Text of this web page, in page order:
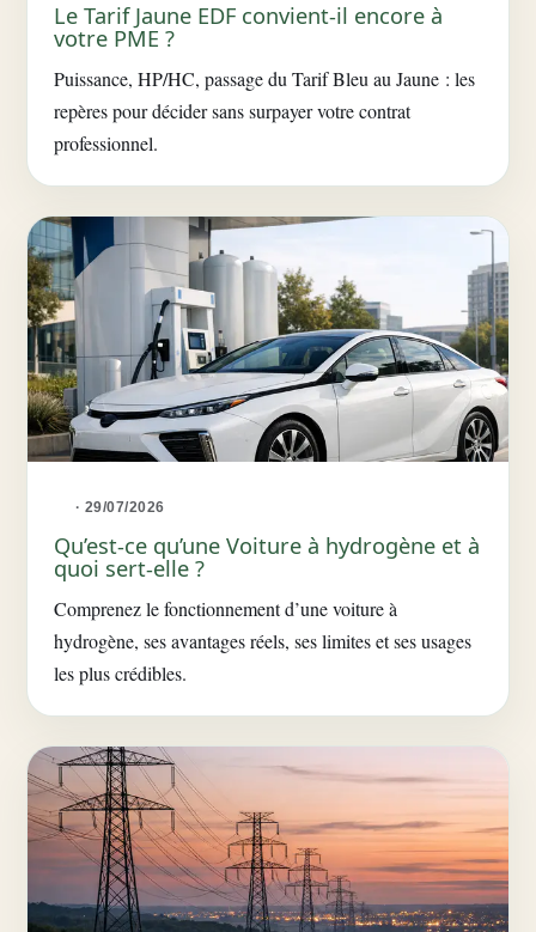
Le Tarif Jaune EDF convient-il encore à
votre PME ?
Puissance, HP/HC, passage du Tarif Bleu au Jaune : les
repères pour décider sans surpayer votre contrat
professionnel.
· 29/07/2026
Qu’est-ce qu’une Voiture à hydrogène et à
quoi sert-elle ?
Comprenez le fonctionnement d’une voiture à
hydrogène, ses avantages réels, ses limites et ses usages
les plus crédibles.